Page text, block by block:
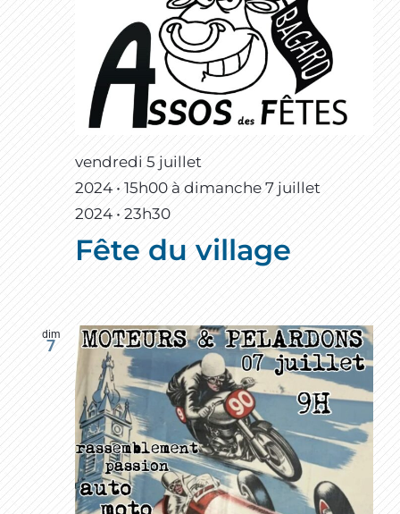
vendredi 5 juillet
2024 • 15h00 à dimanche 7 juillet
2024 • 23h30
Fête du village
dim
7